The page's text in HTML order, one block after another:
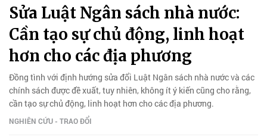
Sửa Luật Ngân sách nhà nước:
Cần tạo sự chủ động, linh hoạt
hơn cho các địa phương
Đồng tình với định hướng sửa đổi Luật Ngân sách nhà nước và các
chính sách được đề xuất, tuy nhiên, không ít ý kiến cũng cho rằng,
cần tạo sự chủ động, linh hoạt hơn cho các địa phương.
NGHIÊN CỨU - TRAO ĐỔI